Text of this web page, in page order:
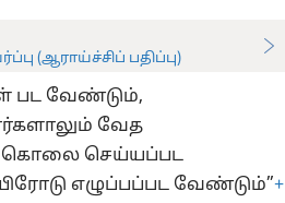
(ஆராய்ச்சிப் பதிப்பு)
பட வேண்டும்,
வேத
கொலை செய்யப்பட
எழுப்பப்பட வேண்டும்”+